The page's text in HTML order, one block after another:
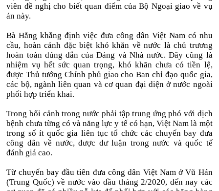
viên đề nghị cho biết quan điểm của Bộ Ngoại giao về vụ
án này.
Bà Hằng khẳng định việc đưa công dân Việt Nam có nhu
cầu, hoàn cảnh đặc biệt khó khăn về nước là chủ trương
hoàn toàn đúng đắn của Đảng và Nhà nước. Đây cũng là
nhiệm vụ hết sức quan trọng, khó khăn chưa có tiền lệ,
được Thủ tướng Chính phủ giao cho Ban chỉ đạo quốc gia,
các bộ, ngành liên quan và cơ quan đại diện ở nước ngoài
phối hợp triển khai.
Trong bối cảnh trong nước phải tập trung ứng phó với dịch
bệnh chưa từng có và năng lực y tế có hạn, Việt Nam là một
trong số ít quốc gia liên tục tổ chức các chuyến bay đưa
công dân về nước, được dư luận trong nước và quốc tế
đánh giá cao.
Từ chuyến bay đầu tiên đưa công dân Việt Nam ở Vũ Hán
(Trung Quốc) về nước vào đầu tháng 2/2020, đến nay các